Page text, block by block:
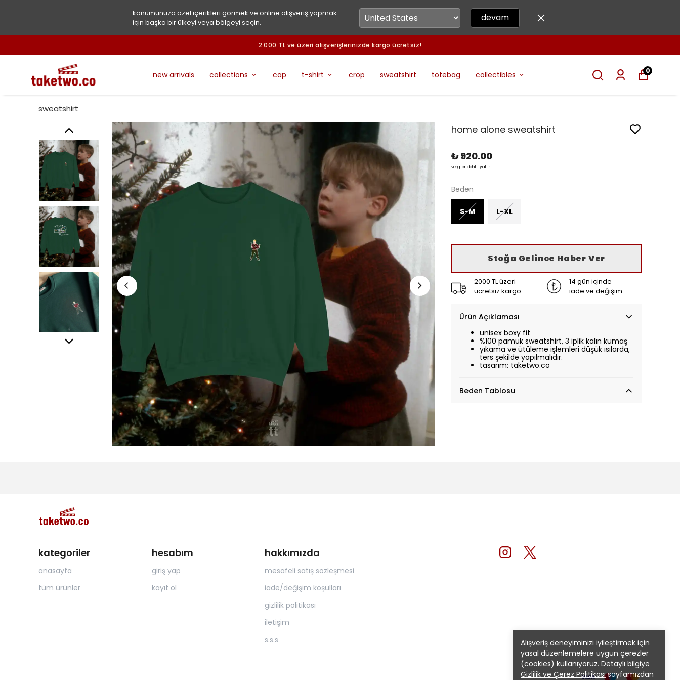
konumunuza özel içerikleri görmek ve online alışveriş yapmak
için başka bir ülkeyi veya bölgeyi seçin.
devam
2.000 TL ve üzeri alışverişlerinizde kargo ücretsiz!
new arrivals collections cap t-shirt crop sweatshirt totebag collectibles 0
Alışveriş deneyiminizi iyileştirmek için
yasal düzenlemelere uygun çerezler
(cookies) kullanıyoruz. Detaylı bilgiye
Gizlilik ve Çerez Politikasısayfamızdan
sweatshirt
home alone sweatshirt
₺ 920.00
vergiler dahil fiyattır.
Beden
S-M L-XL
Stoğa Gelince Haber Ver
2000 TL üzeri
ücretsiz kargo
14 gün içinde
iade ve değişim
Ürün Açıklaması
unisex boxy fit
%100 pamuk sweatshirt, 3 iplik kalın kumaş
yıkama ve ütüleme işlemleri düşük ısılarda,
ters şekilde yapılmalıdır.
tasarım: taketwo.co
Beden Tablosu
kategoriler
anasayfa
tüm ürünler
hesabım
giriş yap
kayıt ol
hakkımızda
mesafeli satış sözleşmesi
iade/değişim koşulları
gizlilik politikası
iletişim
s.s.s